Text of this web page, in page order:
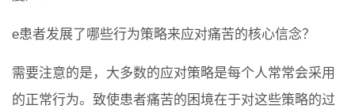
e患者发展了哪些行为策略来应对痛苦的核心信念？
需要注意的是，大多数的应对策略是每个人常常会采用
的正常行为。致使患者痛苦的困境在于对这些策略的过